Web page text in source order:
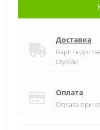
Доставка
Варість
служби
Оплата
Оплата при